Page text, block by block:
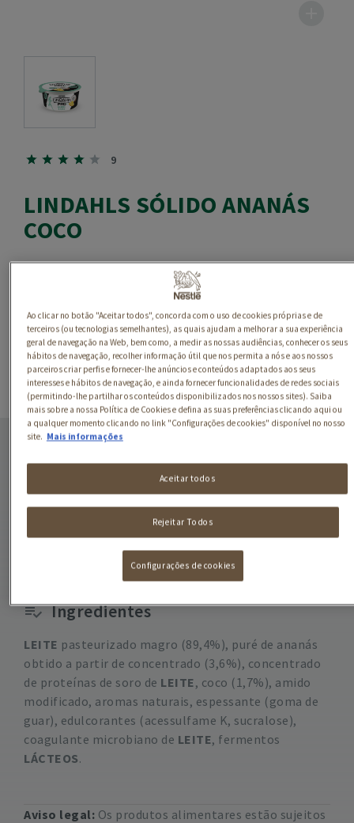
9
LINDAHLS SÓLIDO ANANÁS
COCO
LINDAHLS SÓLIDO
Ingredientes
LEITE pasteurizado magro (89,4%), puré de ananás
obtido a partir de concentrado (3,6%), concentrado
de proteínas de soro de LEITE, coco (1,7%), amido
modificado, aromas naturais, espessante (goma de
guar), edulcorantes (acessulfame K, sucralose),
coagulante microbiano de LEITE, fermentos
LÁCTEOS.
Aviso legal: Os produtos alimentares estão sujeitos
Ao clicar no botão "Aceitar todos", concorda com o uso de cookies próprias e de
terceiros (ou tecnologias semelhantes), as quais ajudam a melhorar a sua experiência
geral de navegação na Web, bem como, a medir as nossas audiências, conhecer os seus
hábitos de navegação, recolher informação útil que nos permita a nós e aos nossos
parceiros criar perfis e fornecer-lhe anúncios e conteúdos adaptados aos seus
interesses e hábitos de navegação, e ainda fornecer funcionalidades de redes sociais
(permitindo-lhe partilhar os conteúdos disponibilizados nos nossos sites). Saiba
mais sobre a nossa Política de Cookies e defina as suas preferências clicando aqui ou
a qualquer momento clicando no link "Configurações de cookies" disponível no nosso
site. Mais informações
Rejeitar Todos
Aceitar todos
Configurações de cookies